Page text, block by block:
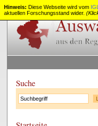
Auswanderung
aus
Rheinland-
Pfalz
Suche
Hinweis: Diese Webseite wird vom IGL
aktuellen Forschungsstand wider.